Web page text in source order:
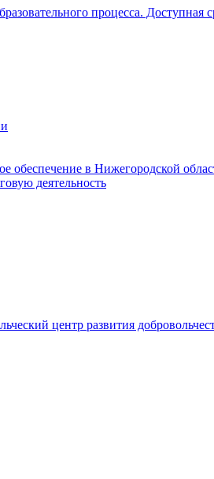
процесса. Доступная
обеспечение в Нижегородской
деятельность
центр развития